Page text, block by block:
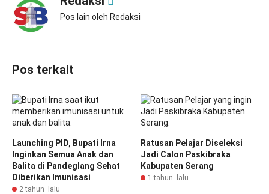
Pos lain oleh Redaksi
Pos terkait
Launching PID, Bupati Irna
Inginkan Semua Anak dan
Balita di Pandeglang Sehat
Diberikan Imunisasi
2 tahun lalu
Ratusan Pelajar Diseleksi
Jadi Calon Paskibraka
Kabupaten Serang
1 tahun lalu